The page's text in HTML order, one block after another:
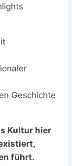
Geschichte
Kultur hier
führt.